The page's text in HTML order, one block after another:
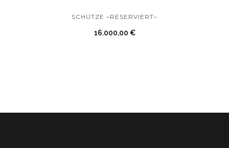
SCHÜTZE –RESERVIERT–
16.000,00 €